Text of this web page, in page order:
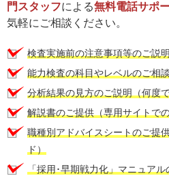
門スタッフによる無料電話サポ
気軽にご相談ください。
検査実施前の注意事項等のご説明
能力検査の科目やレベルのご相談
分析結果の見方のご説明（何度で
解説書のご提供（専用サイトで
職種別アドバイスシートのご提
ド）
「採用･早期戦力化」マニュア